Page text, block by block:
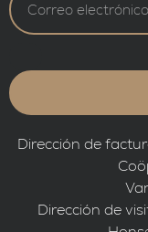
Dirección de
Dirección de